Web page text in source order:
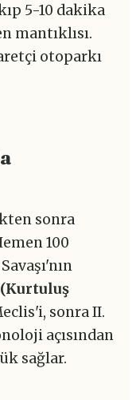
5-10 dakika
mantıklısı.
otoparkı
sonra
100
sonra II.
açısından
sağlar.